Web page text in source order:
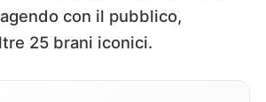
con il pubblico,
25 brani iconici.